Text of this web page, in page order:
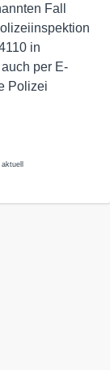
Fall
in
per E-
Polizei